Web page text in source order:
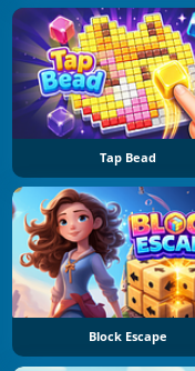
Tap Bead
Block Escape